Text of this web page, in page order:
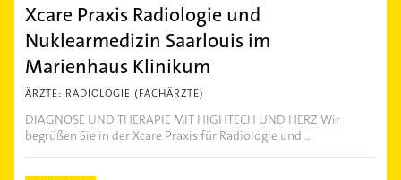
Xcare Praxis Radiologie und
Nuklearmedizin Saarlouis im
Marienhaus Klinikum
ÄRZTE: RADIOLOGIE (FACHÄRZTE)
DIAGNOSE UND THERAPIE MIT HIGHTECH UND HERZ Wir
begrüßen Sie in der Xcare Praxis für Radiologie und ...